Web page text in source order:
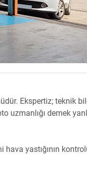
Ekspertiz; teknik
uzmanlığı demek
yastığının